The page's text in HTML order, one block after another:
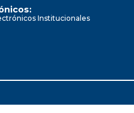
Institucionales